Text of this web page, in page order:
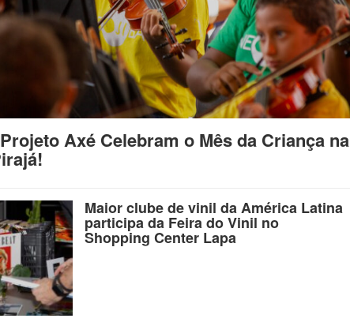
Axé Celebram o Mês da Criança na
Maior clube de vinil da América Latina
participa da Feira do Vinil no
Shopping Center Lapa